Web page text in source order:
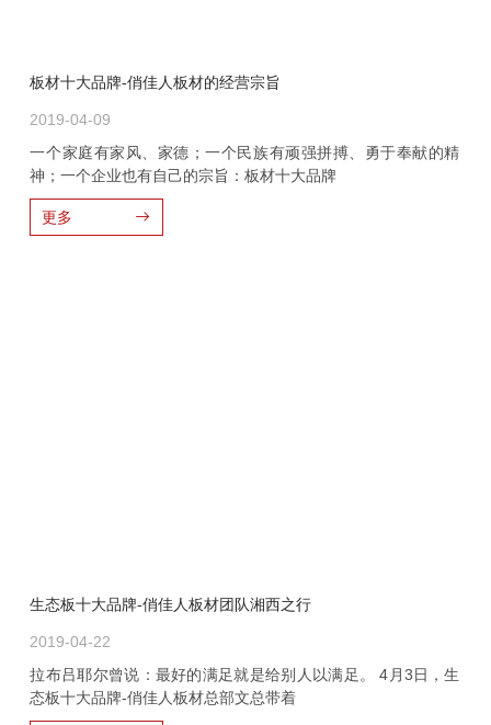
板材十大品牌-俏佳人板材的经营宗旨
2019-04-09
一个家庭有家风、家德；一个民族有顽强拼搏、勇于奉献的精
神；一个企业也有自己的宗旨：板材十大品牌
更多
生态板十大品牌-俏佳人板材团队湘西之行
2019-04-22
拉布吕耶尔曾说：最好的满足就是给别人以满足。 4月3日，生
态板十大品牌-俏佳人板材总部文总带着